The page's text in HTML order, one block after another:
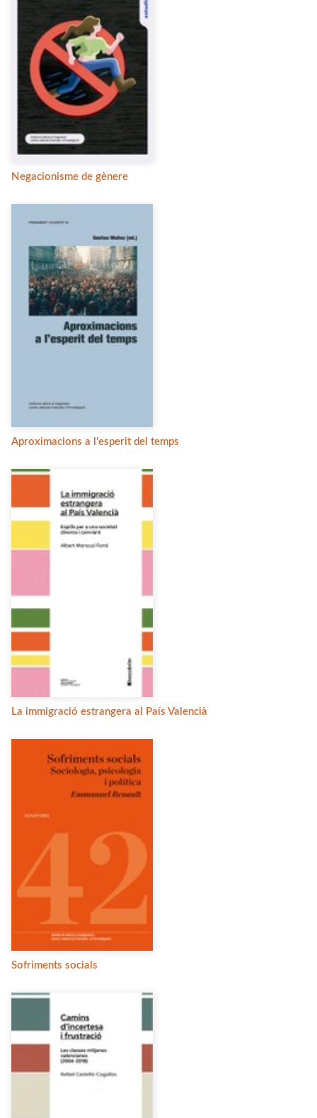
Negacionisme de gènere
Aproximacions a l'esperit del temps
La immigració estrangera al País Valencià
Sofriments socials